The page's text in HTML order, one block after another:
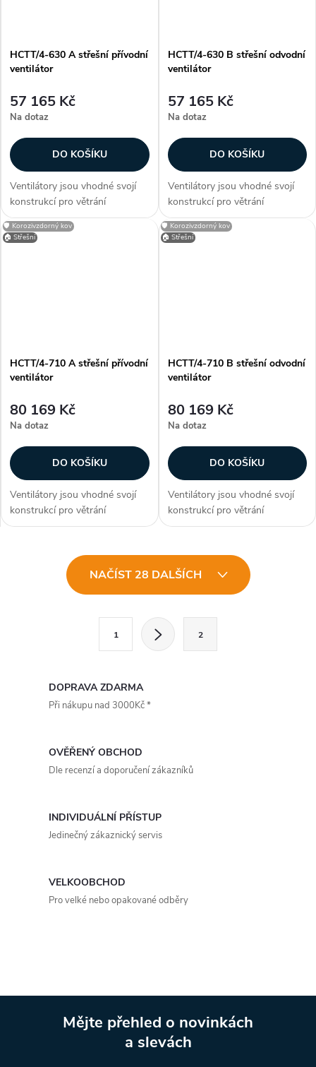
HCTT/4-630 A střešní přívodní
ventilátor
57 165 Kč
Na dotaz
DO KOŠÍKU
Ventilátory jsou vhodné svojí
konstrukcí pro větrání
průmyslových hal, provozoven,
bazénů a skladů. Zákazníci
HCTT/4-630 B střešní odvodní
ventilátor
57 165 Kč
Na dotaz
DO KOŠÍKU
Ventilátory jsou vhodné svojí
konstrukcí pro větrání
průmyslových hal, provozoven,
bazénů a skladů. Zákazníci
🛡️ Korozivzdorný kov
🏠 Střešní
HCTT/4-710 A střešní přívodní
ventilátor
80 169 Kč
Na dotaz
DO KOŠÍKU
Ventilátory jsou vhodné svojí
konstrukcí pro větrání
průmyslových hal, provozoven,
často dokupují...
🛡️ Korozivzdorný kov
🏠 Střešní
HCTT/4-710 B střešní odvodní
ventilátor
80 169 Kč
Na dotaz
DO KOŠÍKU
Ventilátory jsou vhodné svojí
konstrukcí pro větrání
průmyslových hal, provozoven,
často dokupují...
p
NAČÍST 28 DALŠÍCH
1 2
DOPRAVA ZDARMA
Při nákupu nad 3000Kč *
OVĚŘENÝ OBCHOD
Dle recenzí a doporučení zákazníků
INDIVIDUÁLNÍ PŘÍSTUP
Jedinečný zákaznický servis
VELKOOBCHOD
Pro velké nebo opakované odběry
Mějte přehled o novinkách
a slevách